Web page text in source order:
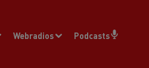
Webradios Podcasts